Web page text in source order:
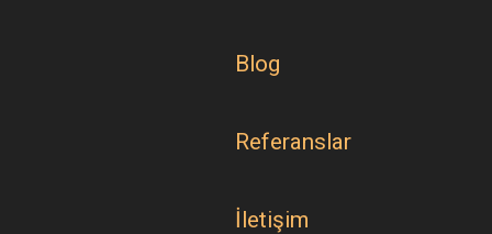
Blog
Referanslar
İletişim